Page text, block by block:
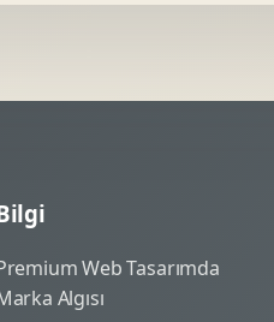
Web Tasarımda
Algısı